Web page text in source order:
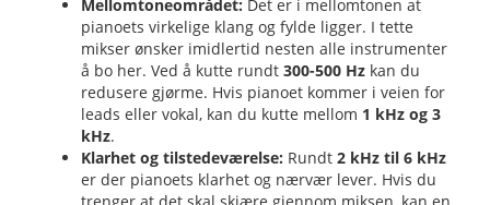
Mellomtoneområdet: Det er i mellomtonen at
pianoets virkelige klang og fylde ligger. I tette
mikser ønsker imidlertid nesten alle instrumenter
å bo her. Ved å kutte rundt 300-500 Hzkan du
redusere gjørme. Hvis pianoet kommer i veien for
leads eller vokal, kan du kutte mellom 1 kHz og 3
kHz.
Klarhet og tilstedeværelse: Rundt 2 kHz til 6 kHz
er der pianoets klarhet og nærvær lever. Hvis du